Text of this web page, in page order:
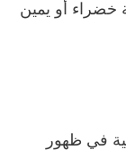
خضراء أو يمين
في ظهور